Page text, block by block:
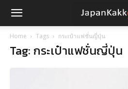
Home Tags กระเป๋าแฟชั่นญี่ปุ่น
Tag: กระเป๋าแฟชั่นญี่ปุ่น